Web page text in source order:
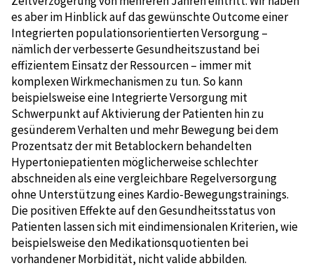
es aber im Hinblick auf das gewünschte Outcome einer
Integrierten populationsorientierten Versorgung –
nämlich der verbesserte Gesundheitszustand bei
effizientem Einsatz der Ressourcen – immer mit
komplexen Wirkmechanismen zu tun. So kann
beispielsweise eine Integrierte Versorgung mit
Schwerpunkt auf Aktivierung der Patienten hin zu
gesünderem Verhalten und mehr Bewegung bei dem
Prozentsatz der mit Betablockern behandelten
Hypertoniepatienten möglicherweise schlechter
abschneiden als eine vergleichbare Regelversorgung
ohne Unterstützung eines Kardio-Bewegungstrainings.
Die positiven Effekte auf den Gesundheitsstatus von
Patienten lassen sich mit eindimensionalen Kriterien, wie
beispielsweise den Medikationsquotienten bei
vorhandener Morbidität, nicht valide abbilden.